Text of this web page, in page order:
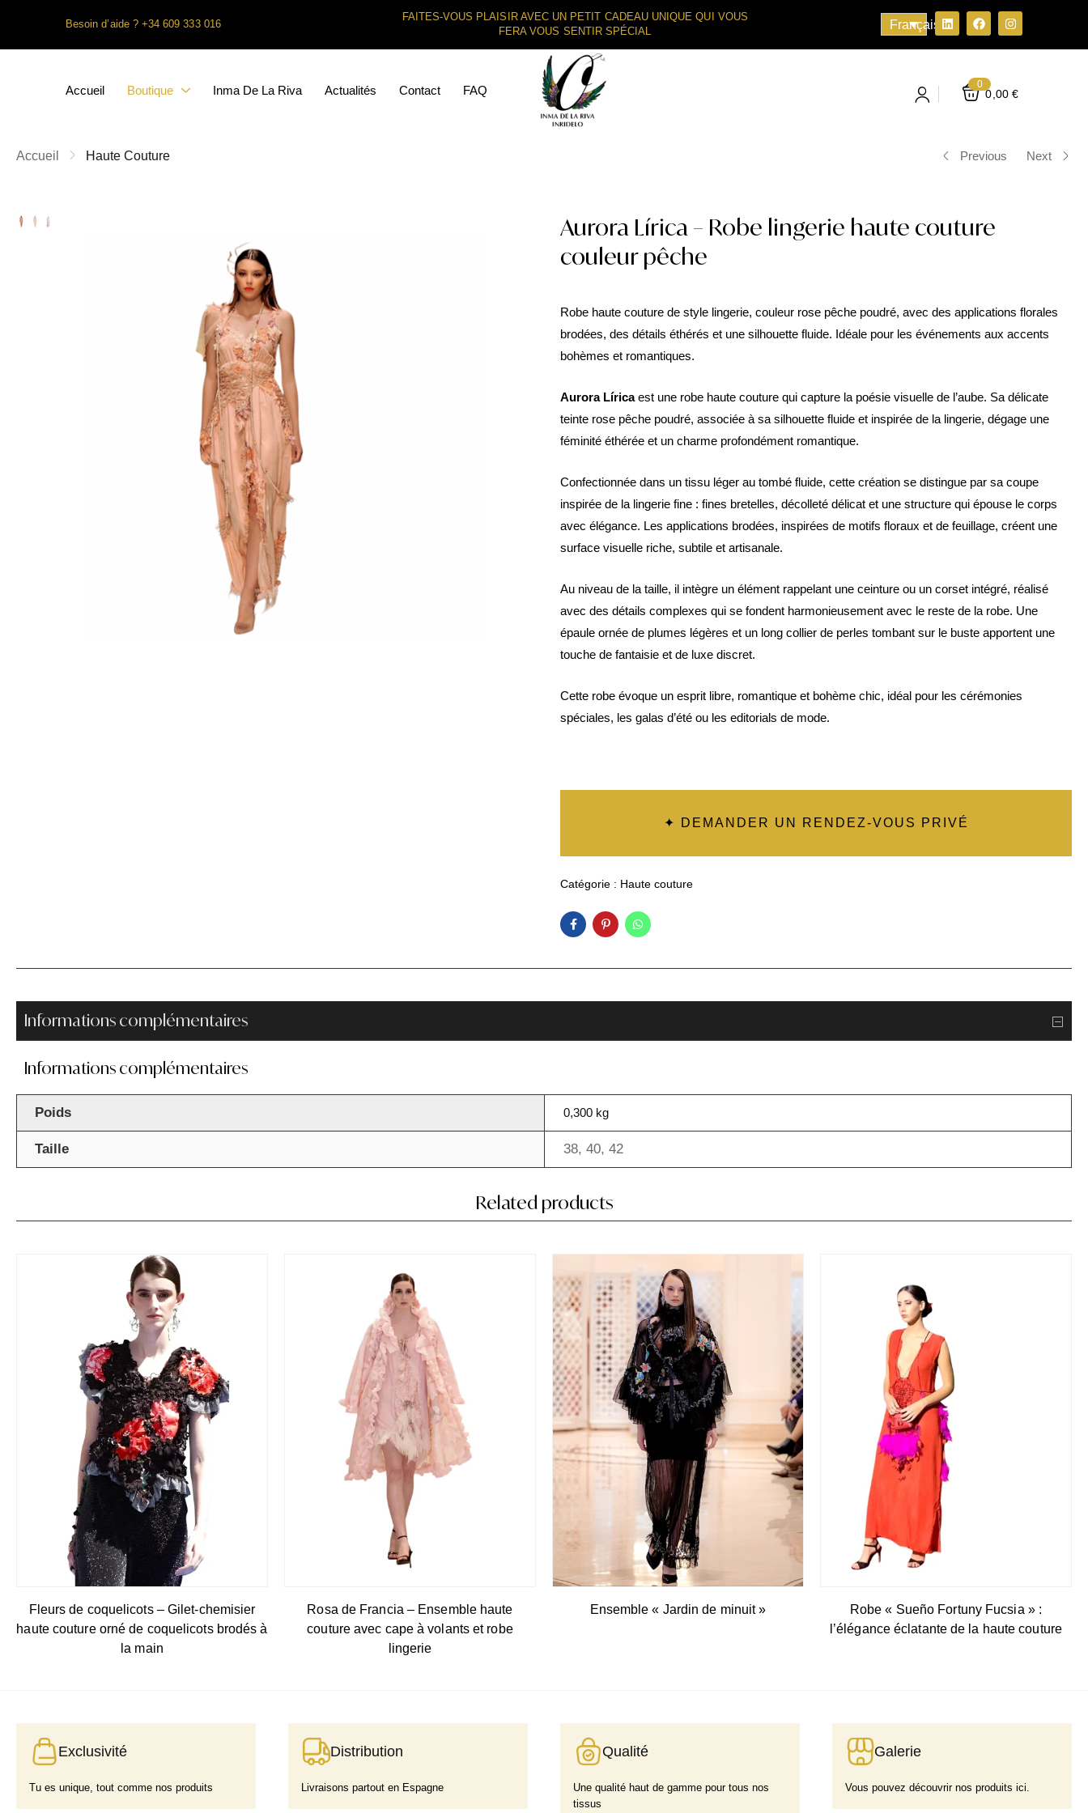
Besoin d’aide ? +34 609 333 016
FAITES-VOUS PLAISIR AVEC UN PETIT CADEAU UNIQUE QUI VOUS
FERA VOUS SENTIR SPÉCIAL
Français
Accueil Boutique Inma De La Riva Actualités Contact FAQ 0
0,00 €
Accueil Haute Couture Previous Next
Aurora Lírica – Robe lingerie haute couture
couleur pêche
Robe haute couture de style lingerie, couleur rose pêche poudré, avec des applications florales
brodées, des détails éthérés et une silhouette fluide. Idéale pour les événements aux accents
bohèmes et romantiques.
Aurora Líricaest une robe haute couture qui capture la poésie visuelle de l’aube. Sa délicate
teinte rose pêche poudré, associée à sa silhouette fluide et inspirée de la lingerie, dégage une
féminité éthérée et un charme profondément romantique.
Confectionnée dans un tissu léger au tombé fluide, cette création se distingue par sa coupe
inspirée de la lingerie fine : fines bretelles, décolleté délicat et une structure qui épouse le corps
avec élégance. Les applications brodées, inspirées de motifs floraux et de feuillage, créent une
surface visuelle riche, subtile et artisanale.
Au niveau de la taille, il intègre un élément rappelant une ceinture ou un corset intégré, réalisé
avec des détails complexes qui se fondent harmonieusement avec le reste de la robe. Une
épaule ornée de plumes légères et un long collier de perles tombant sur le buste apportent une
touche de fantaisie et de luxe discret.
Cette robe évoque un esprit libre, romantique et bohème chic, idéal pour les cérémonies
spéciales, les galas d’été ou les editorials de mode.
✦ DEMANDER UN RENDEZ-VOUS PRIVÉ
Catégorie : Haute couture
Informations complémentaires
Informations complémentaires
Poids 0,300 kg
Taille 38, 40, 42
Related products
Fleurs de coquelicots – Gilet-chemisier
haute couture orné de coquelicots brodés à
la main
Rosa de Francia – Ensemble haute
couture avec cape à volants et robe
lingerie
Ensemble « Jardin de minuit »
Robe « Sueño Fortuny Fucsia » :
l’élégance éclatante de la haute couture
Exclusivité
Tu es unique, tout comme nos produits
Distribution
Livraisons partout en Espagne
Qualité
Une qualité haut de gamme pour tous nos
tissus
Galerie
Vous pouvez découvrir nos produits ici.